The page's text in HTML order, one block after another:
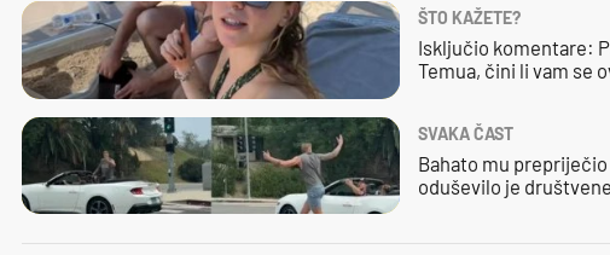
ŠTO KAŽETE?
Isključio komentare:
Temua, čini li vam se
SVAKA ČAST
Bahato mu
oduševilo je